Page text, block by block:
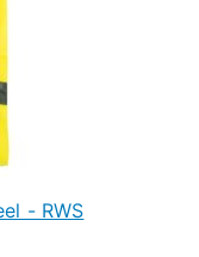
- RWS